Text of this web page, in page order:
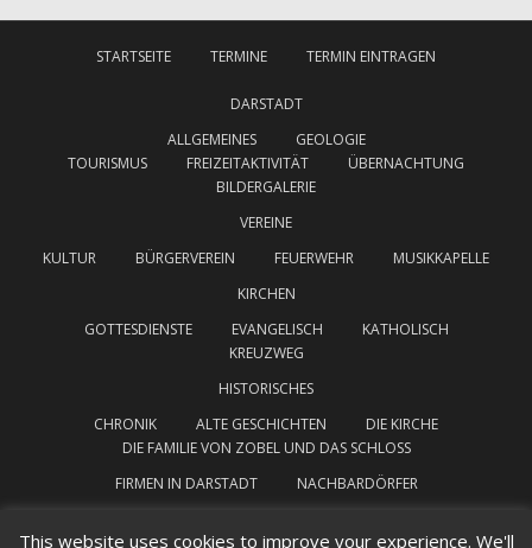
STARTSEITE TERMINE TERMIN EINTRAGEN
DARSTADT
ALLGEMEINES
GEOLOGIE
TOURISMUS
FREIZEITAKTIVITÄT
ÜBERNACHTUNG
BILDERGALERIE
VEREINE
KULTUR
BÜRGERVEREIN FEUERWEHR
MUSIKKAPELLE
KIRCHEN
GOTTESDIENSTE
EVANGELISCH
KATHOLISCH
KREUZWEG
HISTORISCHES
CHRONIK
ALTE GESCHICHTEN
DIE KIRCHE
DIE FAMILIE VON ZOBEL UND DAS SCHLOSS
FIRMEN IN DARSTADT
NACHBARDÖRFER
INTERESSANTE LINKS
This website uses cookies to improve your experience. We'll